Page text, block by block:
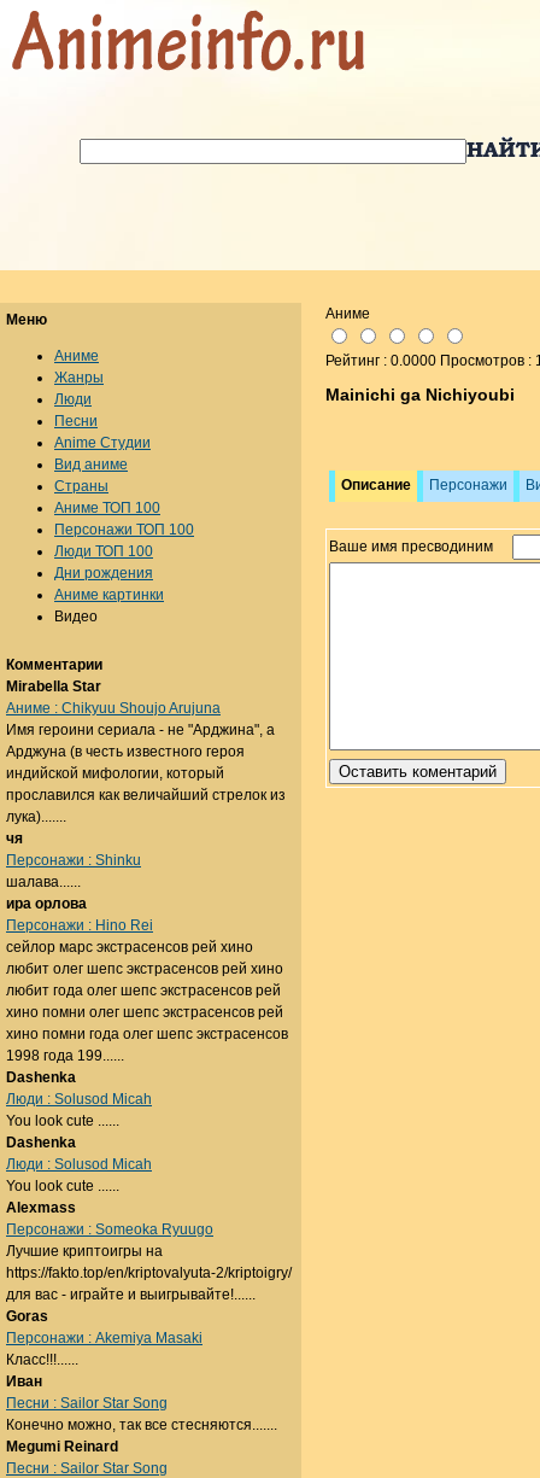
Аниме
Рейтинг : 0.0000 Просмотров :
Mainichi ga Nichiyoubi
Описание Персонажи
Ваше имя пресводиним
Меню
Аниме
Жанры
Люди
Песни
Anime Студии
Вид аниме
Страны
Аниме ТОП 100
Персонажи ТОП 100
Люди ТОП 100
Дни рождения
Аниме картинки
Видео
Комментарии
Mirabella Star
Аниме : Chikyuu Shoujo Arujuna
Имя героини сериала - не "Арджина", а
Арджуна (в честь известного героя
индийской мифологии, который
прославился как величайший стрелок из
лука).......
чя
Персонажи : Shinku
шалава......
ира орлова
Персонажи : Hino Rei
сейлор марс экстрасенсов рей хино
любит олег шепс экстрасенсов рей хино
любит года олег шепс экстрасенсов рей
хино помни олег шепс экстрасенсов рей
хино помни года олег шепс экстрасенсов
1998 года 199......
Dashenka
Люди : Solusod Micah
You look cute ......
Dashenka
Люди : Solusod Micah
You look cute ......
Alexmass
Персонажи : Someoka Ryuugo
Лучшие криптоигры на
https://fakto.top/en/kriptovalyuta-2/kriptoigry/
для вас - играйте и выигрывайте!......
Goras
Персонажи : Akemiya Masaki
Класс!!!......
Иван
Песни : Sailor Star Song
Конечно можно, так все стесняются.......
Megumi Reinard
Песни : Sailor Star Song